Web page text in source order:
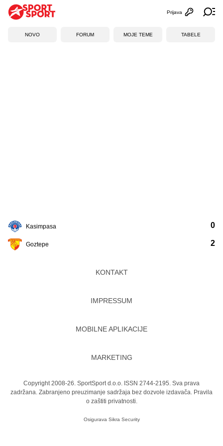
Otvori
Prijava
NOVO FORUM MOJE TEME TABELE
Kasimpasa
Goztepe
0
2
KONTAKT
IMPRESSUM
MOBILNE APLIKACIJE
MARKETING
Copyright 2008-26. SportSport d.o.o. ISSN 2744-2195. Sva prava
zadržana. Zabranjeno preuzimanje sadržaja bez dozvole izdavača. Pravila
o zaštiti privatnosti.
Osigurava Sikra Security